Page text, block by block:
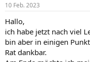
e
r
t
10 Feb. 2023
Hallo,
ich habe jetzt nach viel
bin aber in einigen
Rat dankbar.